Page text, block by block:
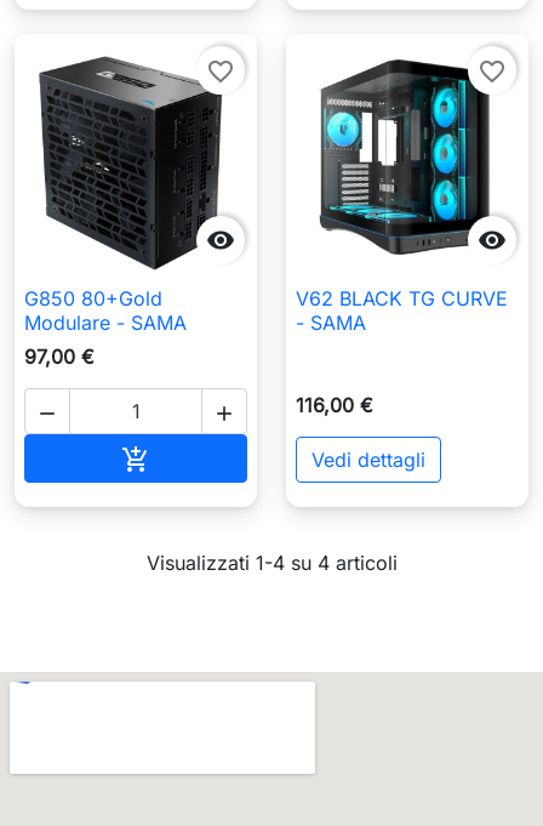

favorite_border
G850 80+Gold
Modulare - SAMA
97,00 €
 
 Aggiungi al carrello

favorite_border
V62 BLACK TG CURVE
- SAMA
116,00 €
Vedi dettagli
Visualizzati 1-4 su 4 articoli